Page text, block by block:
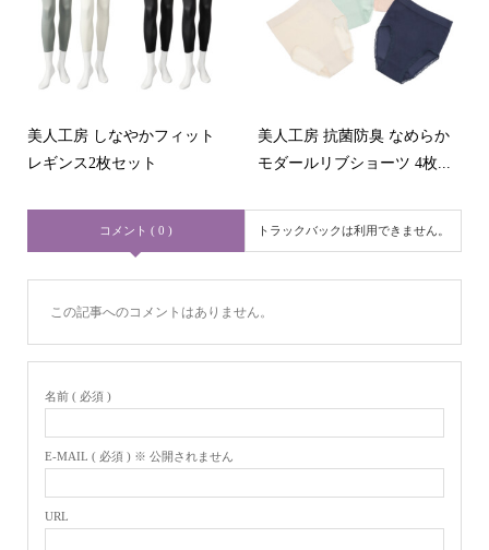
美人工房 しなやかフィット
レギンス2枚セット
美人工房 抗菌防臭 なめらか
モダールリブショーツ 4枚...
コメント ( 0 ) トラックバックは利用できません。
この記事へのコメントはありません。
名前 ( 必須 )
E-MAIL ( 必須 ) ※ 公開されません
URL